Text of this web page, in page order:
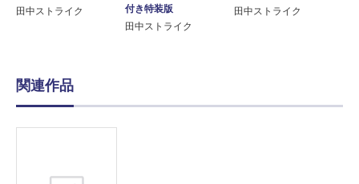
田中ストライク
付き特装版
田中ストライク
田中ストライク
関連作品